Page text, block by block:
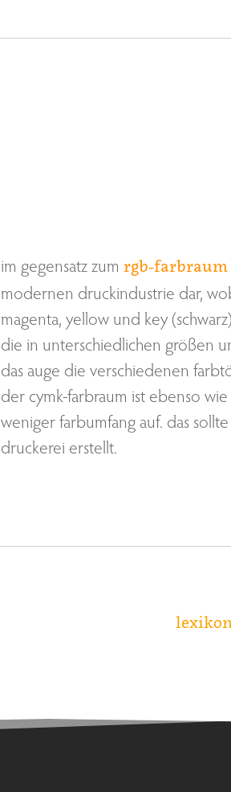
im gegensatz zum rgb-farbraum
modernen druckindustrie dar,
magenta, yellow und key
die in unterschiedlichen größen
das auge die verschiedenen
der cymk-farbraum ist ebenso
weniger farbumfang auf. das
druckerei erstellt.
lexikon